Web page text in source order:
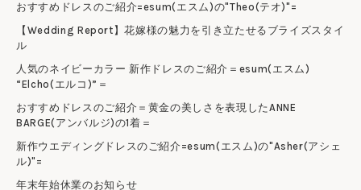
おすすめドレスのご紹介=esum(エスム)の"Theo(テオ)"=
【Wedding Report】花嫁様の魅力を引き立たせるブライズスタイ
ル
人気のネイビーカラー 新作ドレスのご紹介＝esum(エスム)
“Elcho(エルコ)”＝
おすすめドレスのご紹介＝黄金の美しさを表現したANNE
BARGE(アンバルジ)の1着＝
新作ウエディングドレスのご紹介=esum(エスム)の"Asher(アシェ
ル)"=
年末年始休業のお知らせ